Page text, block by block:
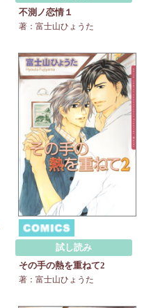
不測ノ恋情１
著：富士山ひょうた
試し読み
その手の熱を重ねて2
著：富士山ひょうた